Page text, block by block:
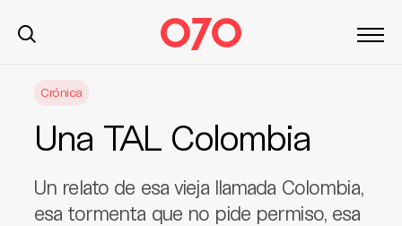
Crónica
Una TAL Colombia
Un relato de esa vieja llamada Colombia,
esa tormenta que no pide permiso, esa